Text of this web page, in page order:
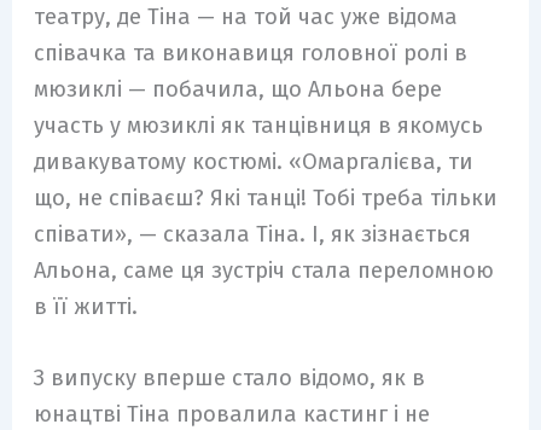
театру, де Тіна — на той час уже відома
співачка та виконавиця головної ролі в
мюзиклі — побачила, що Альона бере
участь у мюзиклі як танцівниця в якомусь
дивакуватому костюмі. «Омаргалієва, ти
що, не співаєш? Які танці! Тобі треба тільки
співати», — сказала Тіна. І, як зізнається
Альона, саме ця зустріч стала переломною
в її житті.
З випуску вперше стало відомо, як в
юнацтві Тіна провалила кастинг і не